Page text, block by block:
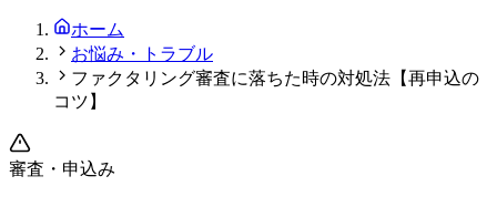
ホーム
お悩み・トラブル
ファクタリング審査に落ちた時の対処法【再申込の
コツ】
審査・申込み